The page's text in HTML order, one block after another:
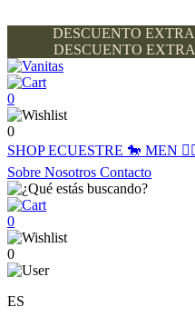
DESCUENTO
DESCUENTO
0
0
SHOPECUESTRE 🐎 MEN
Sobre Nosotros Contacto
0
0
ES